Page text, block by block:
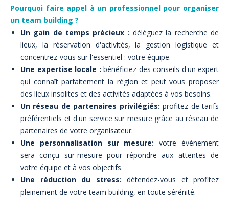
Pourquoi faire appel à un professionnel pour organiser
un team building ?
Un gain de temps précieux : déléguez la recherche de
lieux, la réservation d'activités, la gestion logistique et
concentrez-vous sur l'essentiel : votre équipe.
Une expertise locale : bénéficiez des conseils d'un expert
qui connaît parfaitement la région et peut vous proposer
des lieux insolites et des activités adaptées à vos besoins.
Un réseau de partenaires privilégiés: profitez de tarifs
préférentiels et d'un service sur mesure grâce au réseau de
partenaires de votre organisateur.
Une personnalisation sur mesure: votre événement
sera conçu sur-mesure pour répondre aux attentes de
votre équipe et à vos objectifs.
Une réduction du stress: détendez-vous et profitez
pleinement de votre team building, en toute sérénité.